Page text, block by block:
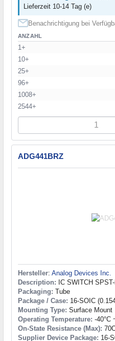
Lieferzeit 10-14 Tag (e)
Benachrichtigung bei
ANZAHL
1+
10+
25+
96+
1008+
2544+
ADG441BRZ
Hersteller: Analog Devices Inc.
Description: IC SWITCH
Packaging: Tube
Package / Case: 16-SOIC
Mounting Type: Surface Mount
Operating Temperature: -40°C
On-State Resistance (Max):
Supplier Device Package: 16-